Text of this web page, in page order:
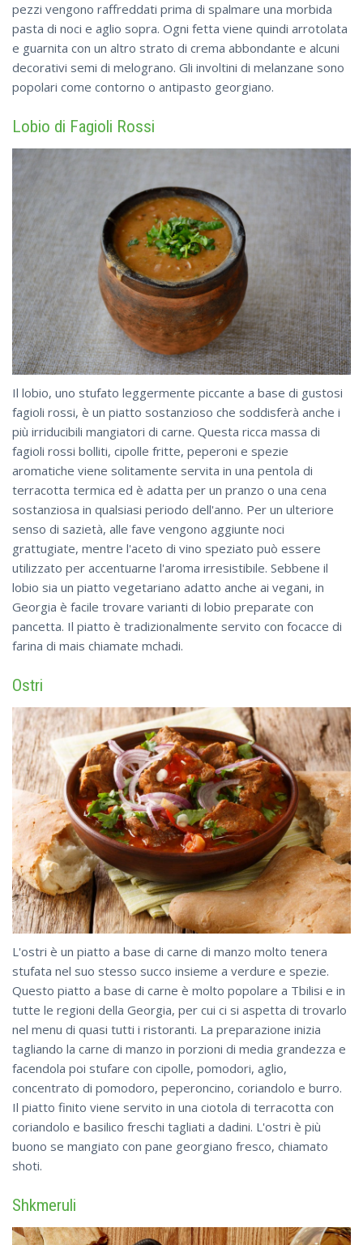
pezzi vengono raffreddati prima di spalmare una morbida
pasta di noci e aglio sopra. Ogni fetta viene quindi arrotolata
e guarnita con un altro strato di crema abbondante e alcuni
decorativi semi di melograno. Gli involtini di melanzane sono
popolari come contorno o antipasto georgiano.
Lobio di Fagioli Rossi
Il lobio, uno stufato leggermente piccante a base di gustosi
fagioli rossi, è un piatto sostanzioso che soddisferà anche i
più irriducibili mangiatori di carne. Questa ricca massa di
fagioli rossi bolliti, cipolle fritte, peperoni e spezie
aromatiche viene solitamente servita in una pentola di
terracotta termica ed è adatta per un pranzo o una cena
sostanziosa in qualsiasi periodo dell'anno. Per un ulteriore
senso di sazietà, alle fave vengono aggiunte noci
grattugiate, mentre l'aceto di vino speziato può essere
utilizzato per accentuarne l'aroma irresistibile. Sebbene il
lobio sia un piatto vegetariano adatto anche ai vegani, in
Georgia è facile trovare varianti di lobio preparate con
pancetta. Il piatto è tradizionalmente servito con focacce di
farina di mais chiamate mchadi.
Ostri
L'ostri è un piatto a base di carne di manzo molto tenera
stufata nel suo stesso succo insieme a verdure e spezie.
Questo piatto a base di carne è molto popolare a Tbilisi e in
tutte le regioni della Georgia, per cui ci si aspetta di trovarlo
nel menu di quasi tutti i ristoranti. La preparazione inizia
tagliando la carne di manzo in porzioni di media grandezza e
facendola poi stufare con cipolle, pomodori, aglio,
concentrato di pomodoro, peperoncino, coriandolo e burro.
Il piatto finito viene servito in una ciotola di terracotta con
coriandolo e basilico freschi tagliati a dadini. L'ostri è più
buono se mangiato con pane georgiano fresco, chiamato
shoti.
Shkmeruli